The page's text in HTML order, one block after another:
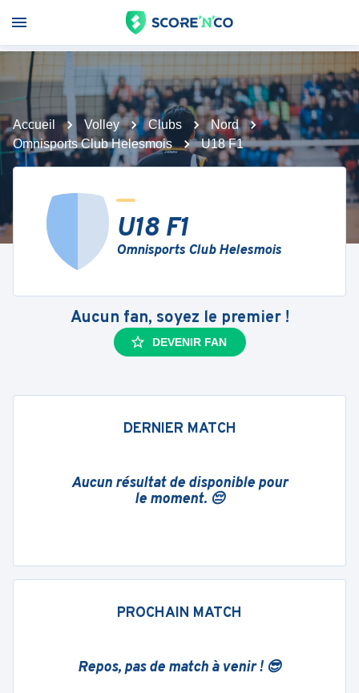
Accueil Volley Clubs
Nord
Omnisports Club Helesmois
U18 F1
U18 F1
Omnisports Club Helesmois
Aucun fan, soyez le premier !
DEVENIR FAN
DERNIER MATCH
Aucun résultat de disponible pour
le moment. 😔
PROCHAIN MATCH
Repos, pas de match à venir ! 😎